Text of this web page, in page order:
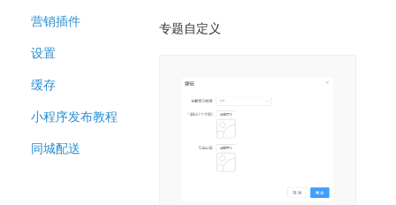
营销插件
设置
缓存
小程序发布教程
同城配送
专题自定义